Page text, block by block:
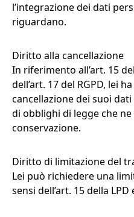
l’integrazione dei dati
riguardano.
Diritto alla cancellazione
In riferimento all’art. 15
dell’art. 17 del RGPD, lei
cancellazione dei suoi
di obblighi di legge che
conservazione.
Diritto di limitazione del
Lei può richiedere una
sensi dell’art. 15 della